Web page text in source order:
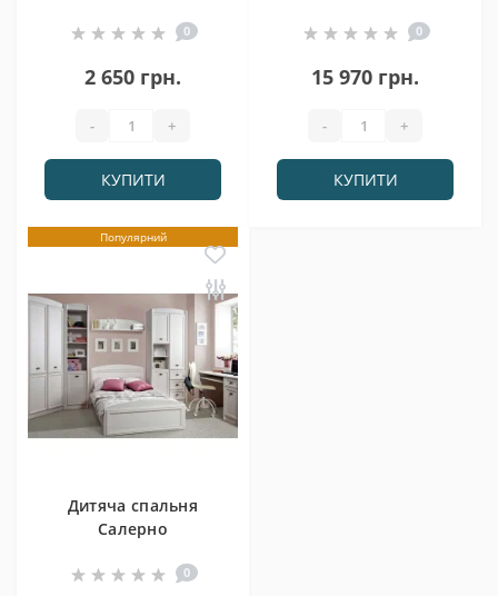
0
2 650 грн.
- +
КУПИТИ
0
15 970 грн.
- +
КУПИТИ
Популярний
Дитяча спальня
Салерно
0